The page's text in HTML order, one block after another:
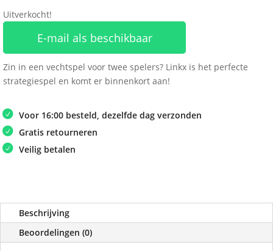
Uitverkocht!
E-mail als beschikbaar
Zin in een vechtspel voor twee spelers? Linkx is het perfecte
strategiespel en komt er binnenkort aan!
Voor 16:00 besteld, dezelfde dag verzonden
Gratis retourneren
Veilig betalen
Beschrijving
Beoordelingen (0)